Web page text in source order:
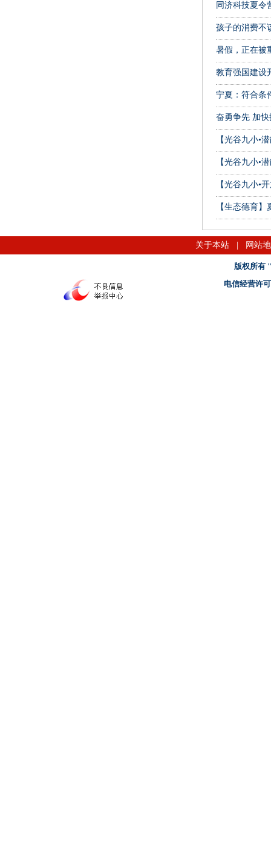
同济科技夏令
孩子的消费不
暑假，正在被
教育强国建设
宁夏：符合条
奋勇争先 加
【光谷九小•
【光谷九小•
【光谷九小•
【生态德育
关于本站 网站
版权所有
电信经营许